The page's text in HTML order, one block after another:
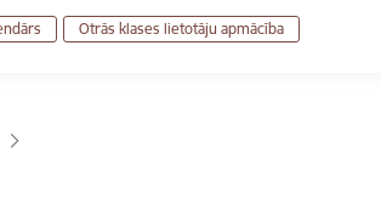
Otrās klases lietotāju apmācība